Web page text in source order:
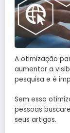
A otimização
aumentar a
pesquisa e é
Sem essa
pessoas
seus artigos.